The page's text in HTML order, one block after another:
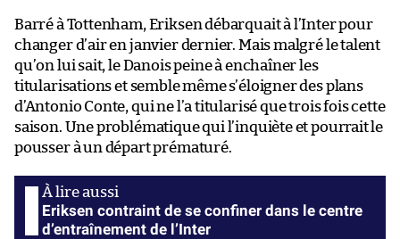
Barré à Tottenham, Eriksen débarquait à l’Inter pour
changer d’air en janvier dernier. Mais malgré le talent
qu’on lui sait, le Danois peine à enchaîner les
titularisations et semble même s’éloigner des plans
d’Antonio Conte, qui ne l’a titularisé que trois fois cette
saison. Une problématique qui l’inquiète et pourrait le
pousser à un départ prématuré.
Eriksen contraint de se confiner dans le centre
d’entraînement de l’Inter